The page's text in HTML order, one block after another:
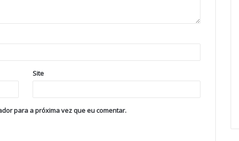
Site
para a próxima vez que eu comentar.